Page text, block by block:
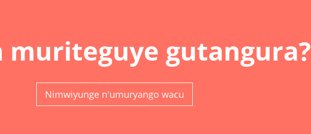
muriteguye gutangura?
Nimwiyunge n'umuryango wacu